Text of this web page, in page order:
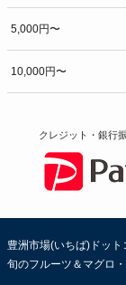
5,000円〜
10,000円〜
クレジット・銀行
豊洲市場(いちば)ドッ
旬のフルーツ＆マグロ